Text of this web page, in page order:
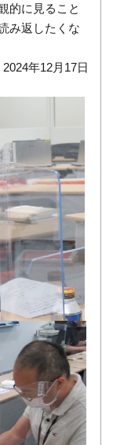
的に見ること
み返したくな
2024年12月17日